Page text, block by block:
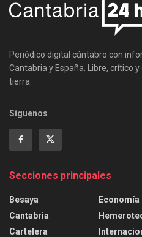
Periódico digital cántabro con
Cantabria y España. Libre, crítico
tierra.
Síguenos
Secciones principales
Besaya
Cantabria
Cartelera
Economía